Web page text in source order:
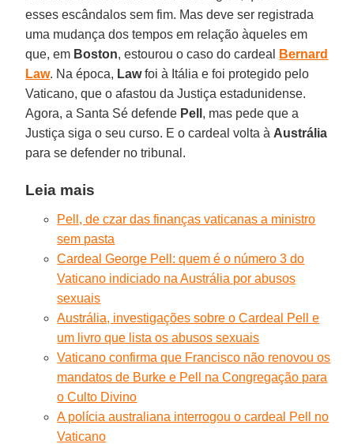
esses escândalos sem fim. Mas deve ser registrada
uma mudança dos tempos em relação àqueles em
que, em Boston, estourou o caso do cardeal
Bernard
Law. Na época, Lawfoi à Itália e foi protegido pelo
Vaticano, que o afastou da Justiça estadunidense.
Agora, a Santa Sé defende Pell , mas pede que a
Justiça siga o seu curso. E o cardeal volta à Austrália
para se defender no tribunal.
Leia mais
Pell, de czar das finanças vaticanas a ministro
sem pasta
Cardeal George Pell: quem é o número 3 do
Vaticano indiciado na Austrália por abusos
sexuais
Austrália, investigações sobre o Cardeal Pell e
um livro que lista os abusos sexuais
Vaticano confirma que Francisco não renovou os
mandatos de Burke e Pell na Congregação para
o Culto Divino
A polícia australiana interrogou o cardeal Pell no
Vaticano